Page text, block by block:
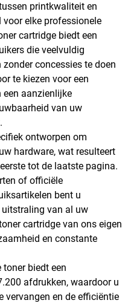
printkwaliteit en
elke professionele
cartridge biedt een
die veelvuldig
concessies te doen
te kiezen voor een
aanzienlijke
van uw
ontworpen om
hardware, wat resulteert
tot de laatste pagina.
of officiële
bent u
uitstraling van al uw
cartridge van ons eigen
en constante
toner biedt een
afdrukken, waardoor u
vervangen en de efficiëntie